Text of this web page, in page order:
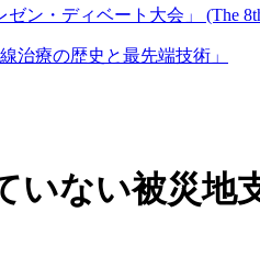
ン・ディベート大会」 (The 8th
治療の歴史と最先端技術」
いない被災地